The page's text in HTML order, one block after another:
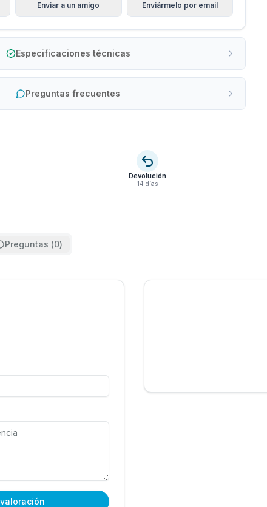
Enviar a un amigo Enviármelo por email
Especificaciones técnicas
Preguntas frecuentes
Devolución
14 días
Preguntas (0)